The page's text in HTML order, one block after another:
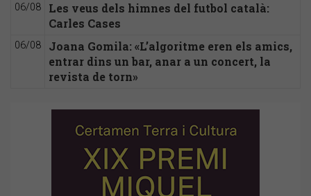
06/08
Les veus dels himnes del futbol català:
Carles Cases
06/08
Joana Gomila: «L’algoritme eren els amics,
entrar dins un bar, anar a un concert, la
revista de torn»